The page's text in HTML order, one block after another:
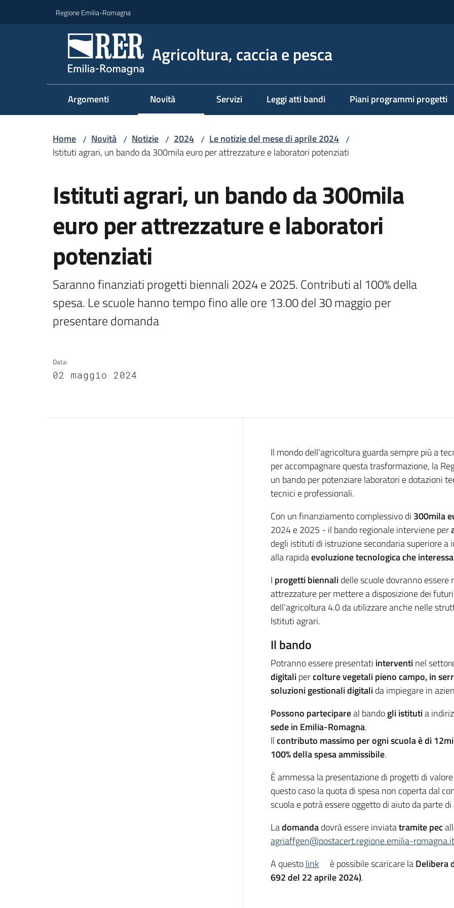
Regione Emilia-Romagna
Agricoltura, caccia e pesca
Argomenti Novità Servizi Leggi atti bandi Piani programmi progetti
Home / Novità / Notizie / 2024 / Le notizie del mese di aprile 2024 /
Istituti agrari, un bando da 300mila euro per attrezzature e laboratori potenziati
Istituti agrari, un bando da 300mila
euro per attrezzature e laboratori
potenziati
Saranno finanziati progetti biennali 2024 e 2025. Contributi al 100% della
spesa. Le scuole hanno tempo fino alle ore 13.00 del 30 maggio per
presentare domanda
Data:
02 maggio 2024
Introduzione
Il mondo dell’agricoltura guarda sempre più a
per accompagnare questa trasformazione, la
un bando per potenziare laboratori e dotazioni
tecnici e professionali.
Con un finanziamento complessivo di 300mila
2024 e 2025 - il bando regionale interviene per
degli istituti di istruzione secondaria superiore
alla rapidaevoluzione tecnologica che
I progetti biennalidelle scuole dovranno essere
attrezzature per mettere a disposizione dei
dell’agricoltura 4.0 da utilizzare anche nelle
Istituti agrari.
Il bando
Potranno essere presentati interventinel
digitalipercolture vegetali pieno campo, in
soluzioni gestionalidigitalida impiegare in
Possono partecipareal bandogli istitutia
sede in Emilia-Romagna.
Ilcontributo massimo per ogni scuola è di
100% della spesa ammissibile.
È ammessa la presentazione di progetti di
questo caso la quota di spesa non coperta dal
scuola e potrà essere oggetto di aiuto da parte
Ladomandadovrà essere inviatatramite pec
agriaffgen@postacert.regione.emilia-romagna.it
A questolink è possibile scaricare laDelibera
692 del 22 aprile 2024).